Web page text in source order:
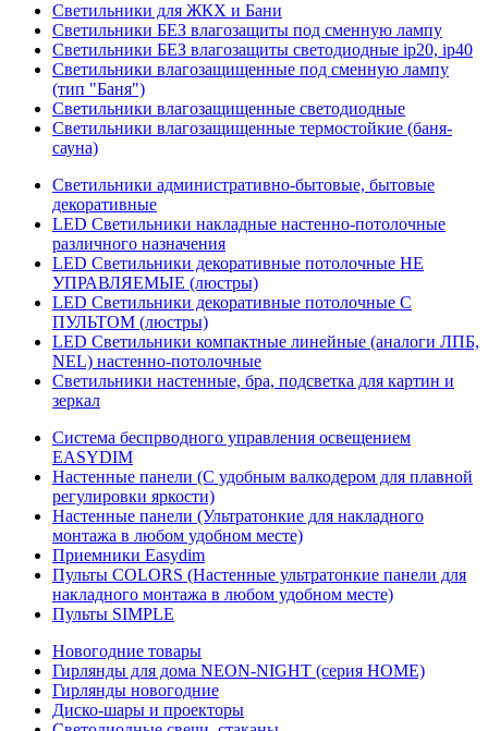
Светильники для ЖКХ и Бани
Светильники БЕЗ влагозащиты под сменную лампу
Светильники БЕЗ влагозащиты светодиодные ip20, ip40
Светильники влагозащищенные под сменную лампу
(тип "Баня")
Светильники влагозащищенные светодиодные
Светильники влагозащищенные термостойкие (баня-
сауна)
Светильники административно-бытовые, бытовые
декоративные
LED Cветильники накладные настенно-потолочные
различного назначения
LED Светильники декоративные потолочные НЕ
УПРАВЛЯЕМЫЕ (люстры)
LED Светильники декоративные потолочные С
ПУЛЬТОМ (люстры)
LED Светильники компактные линейные (аналоги ЛПБ,
NEL) настенно-потолочные
Светильники настенные, бра, подсветка для картин и
зеркал
Система беспрводного управления освещением
EASYDIM
Настенные панели (С удобным валкодером для плавной
регулировки яркости)
Настенные панели (Ультратонкие для накладного
монтажа в любом удобном месте)
Приемники Easydim
Пульты COLORS (Настенные ультратонкие панели для
накладного монтажа в любом удобном месте)
Пульты SIMPLE
Новогодние товары
Гирлянды для дома NEON-NIGHT (серия HOME)
Гирлянды новогодние
Диско-шары и проекторы